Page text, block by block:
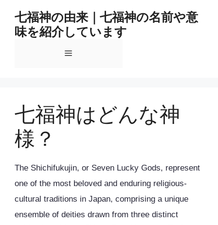
七福神の由来｜七福神の名前や意
味を紹介しています
メ
ュ
七福神はどんな神
様？
The Shichifukujin, or Seven Lucky Gods, represent
one of the most beloved and enduring religious-
cultural traditions in Japan, comprising a unique
ensemble of deities drawn from three distinct